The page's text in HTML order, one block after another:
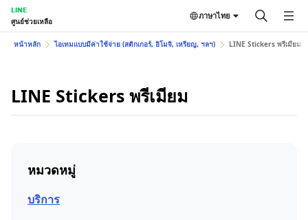
LINE
ศูนย์ช่วยเหลือ
ภาษาไทย
หน้าหลัก ไอเทมแบบมีค่าใช้จ่าย (สติกเกอร์, อิโมจิ, เหรียญ, ฯลฯ) LINE Stickers พรีเมียม
LINE Stickers พรีเมียม
หมวดหมู่
บริการ